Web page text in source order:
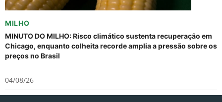
MILHO
MINUTO DO MILHO: Risco climático sustenta recuperação em
Chicago, enquanto colheita recorde amplia a pressão sobre os
preços no Brasil
04/08/26